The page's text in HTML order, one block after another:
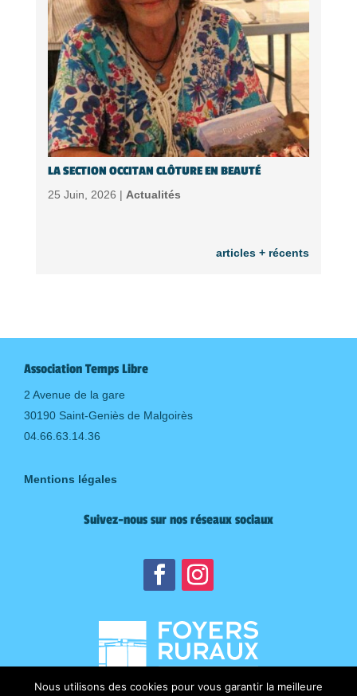
LA SECTION OCCITAN CLÔTURE EN BEAUTÉ
25 Juin, 2026 | Actualités
articles + récents
Association Temps Libre
2 Avenue de la gare
30190 Saint-Geniès de Malgoirès
04.66.63.14.36
Mentions légales
Suivez-nous sur nos réseaux sociaux
Nous utilisons des cookies pour vous garantir la meilleure